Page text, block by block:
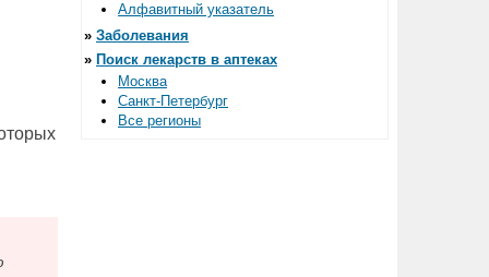
Алфавитный указатель
» Заболевания
» Поиск лекарств в аптеках
Москва
Санкт-Петербург
Все регионы